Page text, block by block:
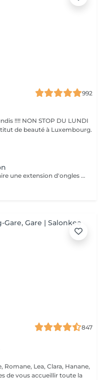
992
!!!! NON STOP DU LUNDI
La pose de chablons consiste à faire une extension d'ongles en gel, sans avoir recours aux capsules. Prestation un peu plus longue que les capsules mais tres tres jolie :)
847
Romane, Lea, Clara, Hanane,
de vous accueillir toute la